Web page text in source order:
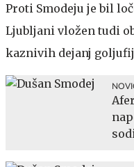
Proti Smodeju je bil
Ljubljani vložen tudi
kaznivih dejanj